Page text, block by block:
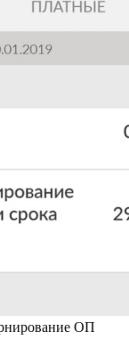
ОП